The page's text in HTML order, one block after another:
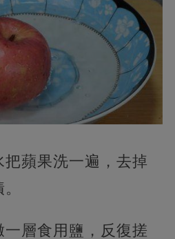
蘋果洗一遍，去掉
層食用鹽，反復搓